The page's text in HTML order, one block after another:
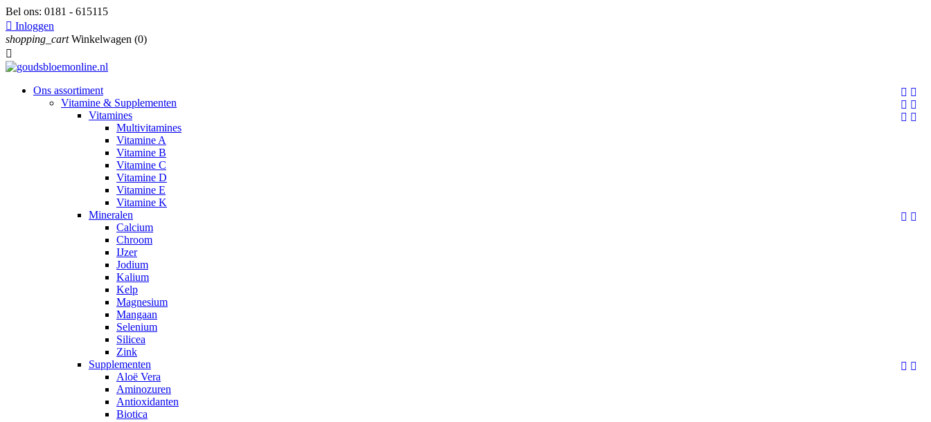
Bel ons: 0181 - 615115
 Inloggen
shopping_cart Winkelwagen (0)

 
Ons assortiment
 
Vitamine & Supplementen
 
Vitamines
Multivitamines
Vitamine A
Vitamine B
Vitamine C
Vitamine D
Vitamine E
Vitamine K
 
Mineralen
Calcium
Chroom
IJzer
Jodium
Kalium
Kelp
Magnesium
Mangaan
Selenium
Silicea
Zink
 
Supplementen
Aloë Vera
Aminozuren
Antioxidanten
Biotica